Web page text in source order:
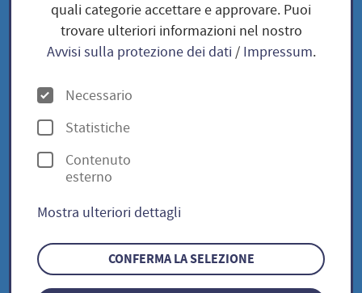
San Pizzuolo- Solanum
lycopersicum
San Pizzuolo / Solanum
lycopersicum
quali categorie accettare e approvare. Puoi
trovare ulteriori informazioni nel nostro
Avvisi sulla protezione dei dati/ Impressum.
O
p
z
i
n
Necessario
Statistiche
Contenuto
esterno
Mostra ulteriori dettagli
CONFERMA LA SELEZIONE